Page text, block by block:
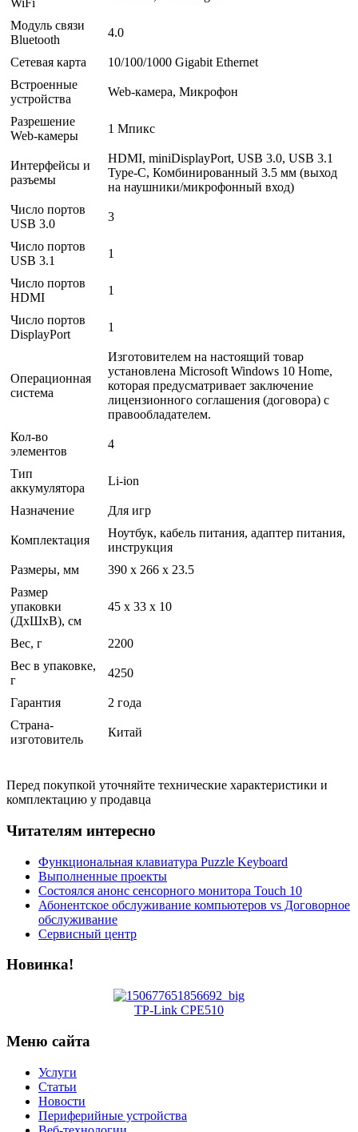
WiFi
Модуль связи
Bluetooth
4.0
Сетевая карта
10/100/1000 Gigabit Ethernet
Встроенные
устройства
Web-камера, Микрофон
Разрешение
Web-камеры
1 Мпикс
Интерфейсы и
разъемы
HDMI, miniDisplayPort, USB 3.0, USB 3.1
Type-C, Комбинированный 3.5 мм (выход
на наушники/микрофонный вход)
Число портов
USB 3.0
3
Число портов
USB 3.1
1
Число портов
HDMI
1
Число портов
DisplayPort
1
Операционная
система
Изготовителем на настоящий товар
установлена Microsoft Windows 10 Home,
которая предусматривает заключение
лицензионного соглашения (договора) с
правообладателем.
Кол-во
элементов
4
Тип
аккумулятора
Li-ion
Назначение Для игр
Комплектация
Ноутбук, кабель питания, адаптер питания,
инструкция
Размеры, мм
390 x 266 x 23.5
Размер
упаковки
(ДхШхВ), см
45 x 33 x 10
Вес, г
2200
Вес в упаковке,
г
4250
Гарантия
2 года
Страна-
изготовитель
Китай
Перед покупкой уточняйте технические характеристики и
комплектацию у продавца
Читателям интересно
Функциональная клавиатура Puzzle Keyboard
Выполненные проекты
Состоялся анонс сенсорного монитора Touch 10
Абонентское обслуживание компьютеров vs Договорное
обслуживание
Сервисный центр
Новинка!
TP-Link CPE510
Меню сайта
Услуги
Статьи
Новости
Периферийные устройства